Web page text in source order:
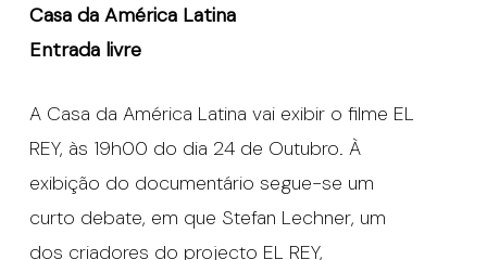
Casa da América Latina
Entrada livre
A Casa da América Latina vai exibir o filme EL
REY, às 19h00 do dia 24 de Outubro. À
exibição do documentário segue-se um
curto debate, em que Stefan Lechner, um
dos criadores do projecto EL REY,